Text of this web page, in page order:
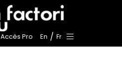
Accès Pro En / Fr